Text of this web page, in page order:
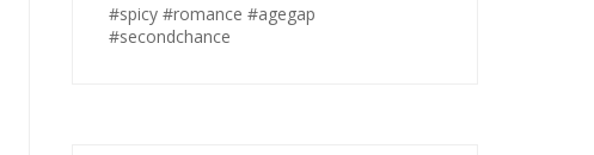
#spicy #romance #agegap
#secondchance